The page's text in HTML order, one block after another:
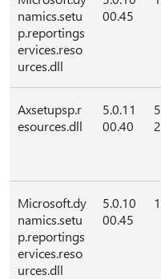
namics.setu
p.reportings
ervices.reso
urces.dll
00.45
Axsetupsp.r
esources.dll
5.0.11
00.40
2
Microsoft.dy
namics.setu
p.reportings
ervices.reso
urces.dll
5.0.10
00.45